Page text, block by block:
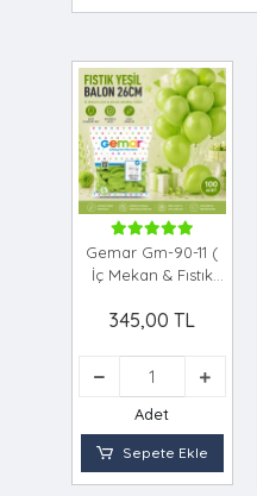
Gemar Gm-90-11 (
İç Mekan & Fıstık
26cm & 100pcs
345,00 TL
Adet
Sepete Ekle